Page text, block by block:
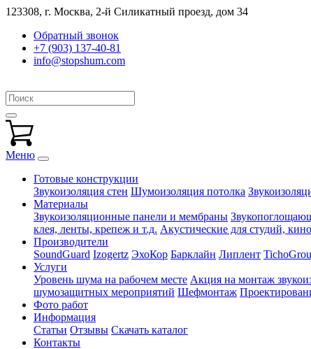
123308, г. Москва, 2-й Силикатный проезд, дом 34
Обратный звонок
+7 (903) 137-40-81
info@stopshum.com
Меню
Готовые конструкции
Звукоизоляция стен Шумоизоляция потолка
Материалы
Звукоизоляционные панели и мембраны
клея, ленты, крепеж и т.д. Акустические для студий,
Производители
SoundGuard Izogertz ЭхоКор Барклайн Липлент
Услуги
Уровень шума на рабочем месте Акция на монтаж
шумозащитных мероприятий Шефмонтаж
Фото работ
Информация
Статьи Отзывы Скачать каталог
Контакты